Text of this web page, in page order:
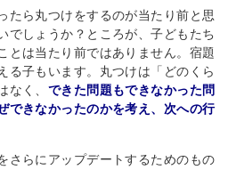
ら丸つけをするのが当たり前と思
でしょうか？ところが、子どもたち
とは当たり前ではありません。宿題
る子もいます。丸つけは「どのくら
なく、 できた問題もできなかった問
できなかったのかを考え、次への行
さらにアップデートするためのもの